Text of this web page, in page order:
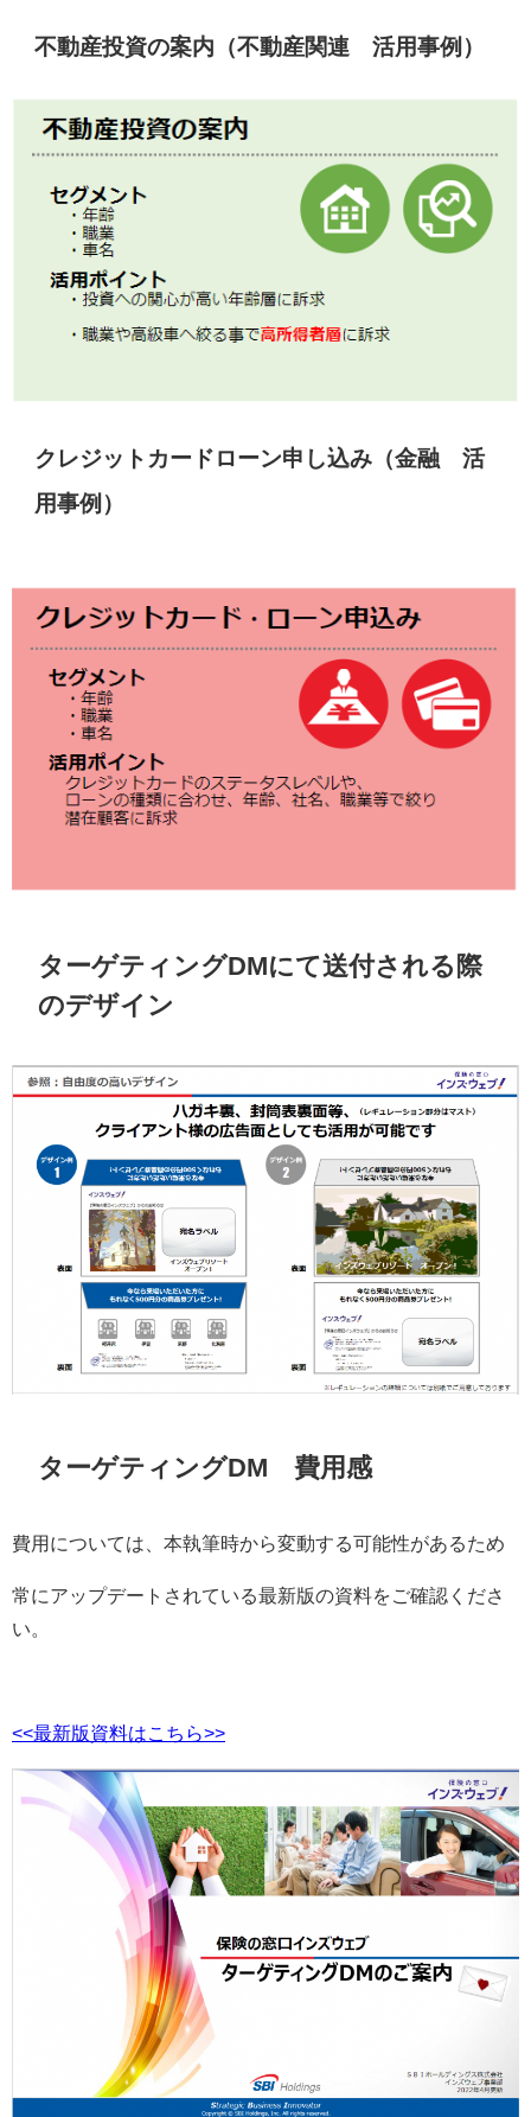
不動産投資の案内（不動産関連 活用事例）
クレジットカードローン申し込み（金融 活
用事例）
ターゲティングDMにて送付される際
のデザイン
ターゲティングDM 費用感
費用については、本執筆時から変動する可能性があるため
常にアップデートされている最新版の資料をご確認くださ
い。
<<最新版資料はこちら>>